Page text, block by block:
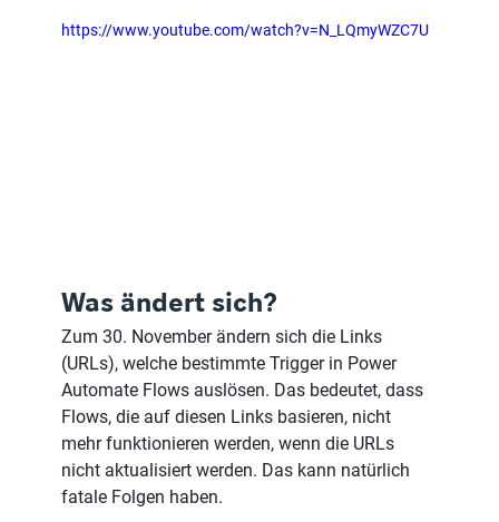
https://www.youtube.com/watch?v=N_LQmyWZC7U
Was ändert sich?
Zum 30. November ändern sich die Links
(URLs), welche bestimmte Trigger in Power
Automate Flows auslösen. Das bedeutet, dass
Flows, die auf diesen Links basieren, nicht
mehr funktionieren werden, wenn die URLs
nicht aktualisiert werden. Das kann natürlich
fatale Folgen haben.